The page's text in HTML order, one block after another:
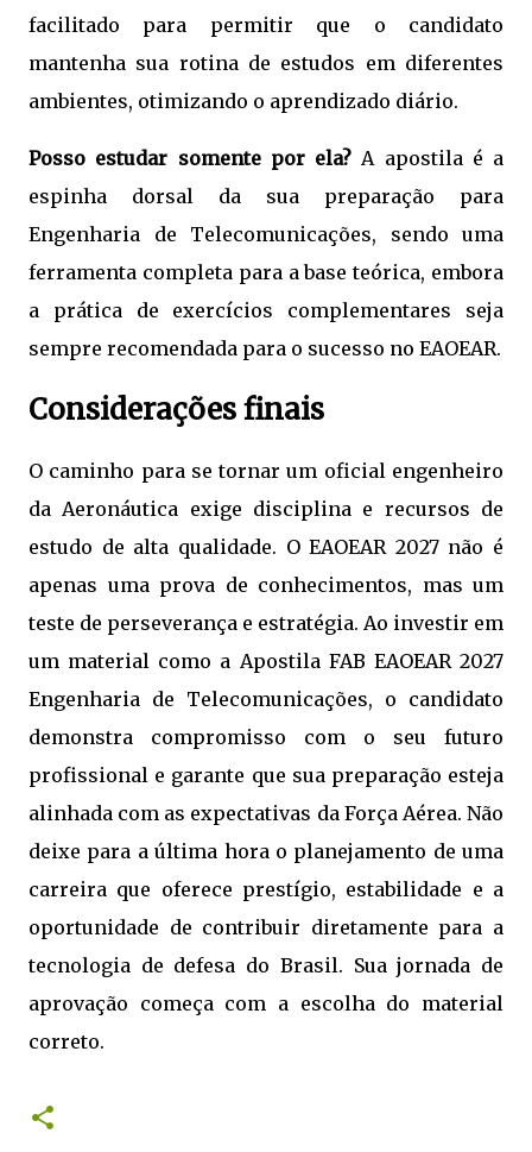
facilitado para permitir que o candidato
mantenha sua rotina de estudos em diferentes
ambientes, otimizando o aprendizado diário.
Posso estudar somente por ela? A apostila é a
espinha dorsal da sua preparação para
Engenharia de Telecomunicações, sendo uma
ferramenta completa para a base teórica, embora
a prática de exercícios complementares seja
sempre recomendada para o sucesso no EAOEAR.
Considerações finais
O caminho para se tornar um oficial engenheiro
da Aeronáutica exige disciplina e recursos de
estudo de alta qualidade. O EAOEAR 2027 não é
apenas uma prova de conhecimentos, mas um
teste de perseverança e estratégia. Ao investir em
um material como a Apostila FAB EAOEAR 2027
Engenharia de Telecomunicações, o candidato
demonstra compromisso com o seu futuro
profissional e garante que sua preparação esteja
alinhada com as expectativas da Força Aérea. Não
deixe para a última hora o planejamento de uma
carreira que oferece prestígio, estabilidade e a
oportunidade de contribuir diretamente para a
tecnologia de defesa do Brasil. Sua jornada de
aprovação começa com a escolha do material
correto.